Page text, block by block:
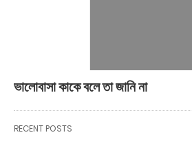
ভালোবাসা কাকে বলে তা জানি না
RECENT POSTS